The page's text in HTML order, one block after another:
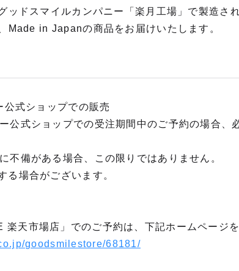
ッドスマイルカンパニー「楽月工場」で製造さ
Made in Japanの商品をお届けいたします。
式ショップでの販売
公式ショップでの受注期間中のご予約の場合、
不備がある場合、この限りではありません。
る場合がございます。
楽天市場店」でのご予約は、下記ホームページを
goodsmilestore/68181/